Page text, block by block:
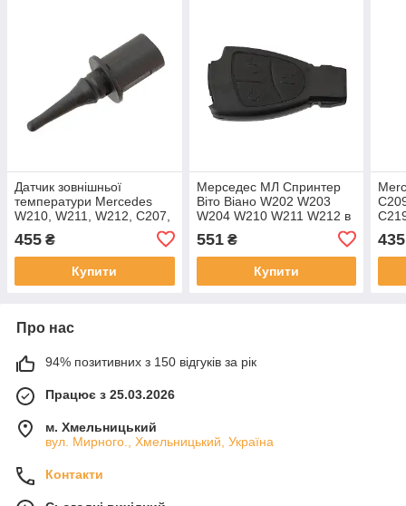
Датчик зовнішньої
температури Mercedes
W210, W211, W212, C207,
A207, S210, S211, S212,
W163, W164, W166, W251,
V251, W220, W221,
455 ₴
Купити
Мерседес МЛ Спринтер
Віто Віано W202 W203
W204 W210 W211 W212 в
220 W221 3 кнопки, арт.
DA-11040
551₴
Купити
—
435
Про нас
94% позитивних з 150 відгуків за рік
Працює з 25.03.2026
м. Хмельницький
вул. Мирного., Хмельницький, Україна
Контакти